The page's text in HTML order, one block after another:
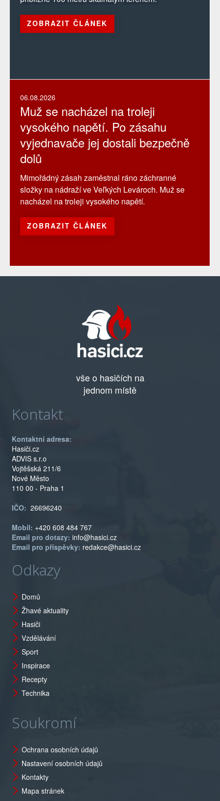
ZOBRAZIT ČLÁNEK
06.08.2026
Muž se nacházel na troleji
vysokého napětí. Po zásahu
vyjednavače jej dostali bezpečně
dolů
Mimořádný zásah zaměstnal ráno záchranné
složky na nádraží ve Veľkých Levároch. Muž se
nacházel na troleji vysokého napětí.
ZOBRAZIT ČLÁNEK
vše o hasičích na
jednom místě
Kontakt
Kontaktní adresa:
Hasiči.cz
ADVIS s.r.o
Vojtěšská 211/6
Nové Město
110 00 - Praha 1
IČO: 26696240
Mobil: +420 608 484 767
Email pro dotazy: info@hasici.cz
Email pro příspěvky: redakce@hasici.cz
Odkazy
Domů
Žhavé aktuality
Hasiči
Vzdělávání
Sport
Inspirace
Recepty
Technika
Soukromí
Ochrana osobních údajů
Nastavení osobních údajů
Kontakty
Mapa stránek